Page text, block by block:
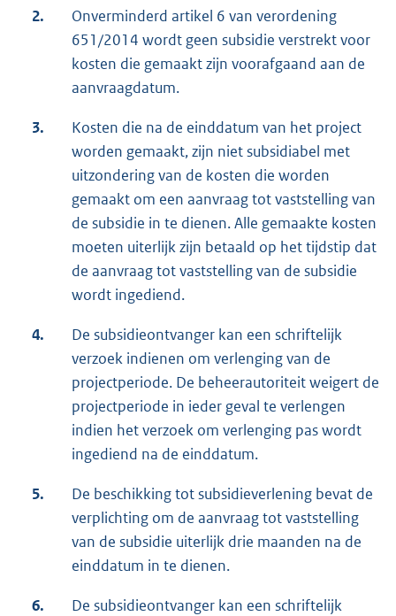
2.
Onverminderd artikel 6 van verordening
651/2014 wordt geen subsidie verstrekt voor
kosten die gemaakt zijn voorafgaand aan de
aanvraagdatum.
3.
Kosten die na de einddatum van het project
worden gemaakt, zijn niet subsidiabel met
uitzondering van de kosten die worden
gemaakt om een aanvraag tot vaststelling van
de subsidie in te dienen. Alle gemaakte kosten
moeten uiterlijk zijn betaald op het tijdstip dat
de aanvraag tot vaststelling van de subsidie
wordt ingediend.
4.
De subsidieontvanger kan een schriftelijk
verzoek indienen om verlenging van de
projectperiode. De beheerautoriteit weigert de
projectperiode in ieder geval te verlengen
indien het verzoek om verlenging pas wordt
ingediend na de einddatum.
5.
De beschikking tot subsidieverlening bevat de
verplichting om de aanvraag tot vaststelling
van de subsidie uiterlijk drie maanden na de
einddatum in te dienen.
6.
De subsidieontvanger kan een schriftelijk